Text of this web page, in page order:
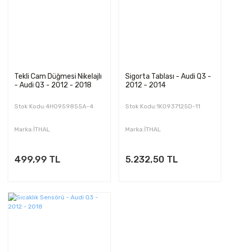
Tekli Cam Düğmesi Nikelajlı
- Audi Q3 - 2012 - 2018
Stok Kodu:4H0959855A-4
Marka:İTHAL
499,99 TL
Sigorta Tablası - Audi Q3 -
2012 - 2014
Stok Kodu:1K0937125D-11
Marka:İTHAL
5.232,50 TL